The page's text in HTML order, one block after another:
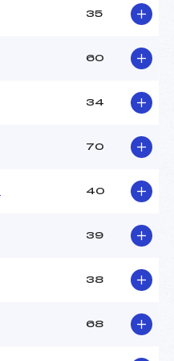
U14
35
60
34
70
40
39
38
68